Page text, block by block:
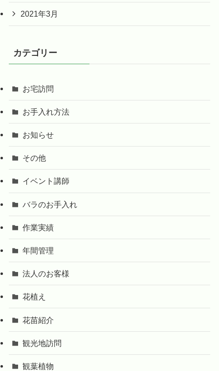
2021年3月
カテゴリー
お宅訪問
お手入れ方法
お知らせ
その他
イベント講師
バラのお手入れ
作業実績
年間管理
法人のお客様
花植え
花苗紹介
観光地訪問
観葉植物